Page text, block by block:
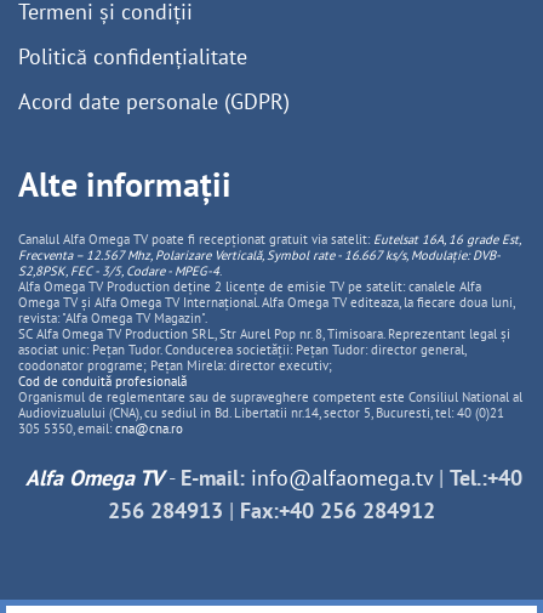
Termeni și condiții
Politică confidențialitate
Acord date personale (GDPR)
Alte informații
Canalul Alfa Omega TV poate fi recepționat gratuit via satelit: Eutelsat 16A, 16 grade Est,
Frecventa – 12.567 Mhz, PolarizareVerticală, Symbol rate - 16.667 ks/s, Modulație: DVB-
S2,8PSK, FEC - 3/5, Codare - MPEG-4.
Alfa Omega TV Production deține 2 licențe de emisie TV pe satelit: canalele Alfa
Omega TV și Alfa Omega TV Internațional. Alfa Omega TV editeaza, la fiecare doua luni,
revista: "Alfa Omega TV Magazin".
SC Alfa Omega TV Production SRL, Str Aurel Pop nr. 8, Timisoara. Reprezentant legal și
asociat unic: Pețan Tudor. Conducerea societății: Pețan Tudor: director general,
coodonator programe; Pețan Mirela: director executiv;
Cod de conduită profesională
Organismul de reglementare sau de supraveghere competent este Consiliul National al
Audiovizualului (CNA), cu sediul in Bd. Libertatii nr.14, sector 5, Bucuresti, tel: 40 (0)21
305 5350, email: cna@cna.ro
Alfa Omega TV- E-mail: info@alfaomega.tv| Tel.:+40
256 284913 | Fax:+40 256 284912